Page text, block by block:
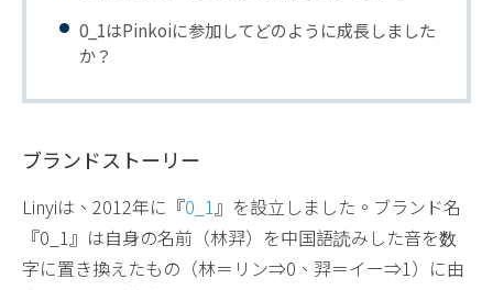
0_1はPinkoiに参加してどのように成長しました
か？
ブランドストーリー
Linyiは、2012年に『0_1』を設立しました。ブランド名
『0_1』は自身の名前（林羿）を中国語読みした音を数
字に置き換えたもの（林＝リン⇒0、羿＝イー⇒1）に由